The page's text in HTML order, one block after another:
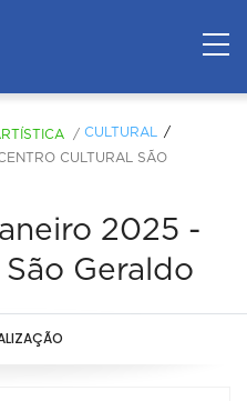
/ CULTURAL
CULTURAL SÃO
2025 -
Geraldo